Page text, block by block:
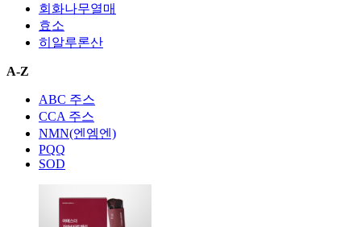
회화나무열매
효소
히알루론산
A-Z
ABC 주스
CCA 주스
NMN(엔엠엔)
PQQ
SOD